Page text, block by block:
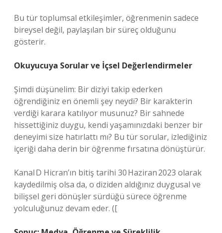
Bu tür toplumsal etkileşimler, öğrenmenin sadece
bireysel değil, paylaşılan bir süreç olduğunu
gösterir.
Okuyucuya Sorular ve İçsel Değerlendirmeler
Şimdi düşünelim: Bir diziyi takip ederken
öğrendiğiniz en önemli şey neydi? Bir karakterin
verdiği karara katılıyor musunuz? Bir sahnede
hissettiğiniz duygu, kendi yaşamınızdaki benzer bir
deneyimi size hatırlattı mı? Bu tür sorular, izlediğiniz
içeriği daha derin bir öğrenme fırsatına dönüştürür.
Kanal D Hicran’ın bitiş tarihi 30 Haziran 2023 olarak
kaydedilmiş olsa da, o diziden aldığınız duygusal ve
bilişsel geri dönüşler sürdüğü sürece öğrenme
yolculuğunuz devam eder. ([